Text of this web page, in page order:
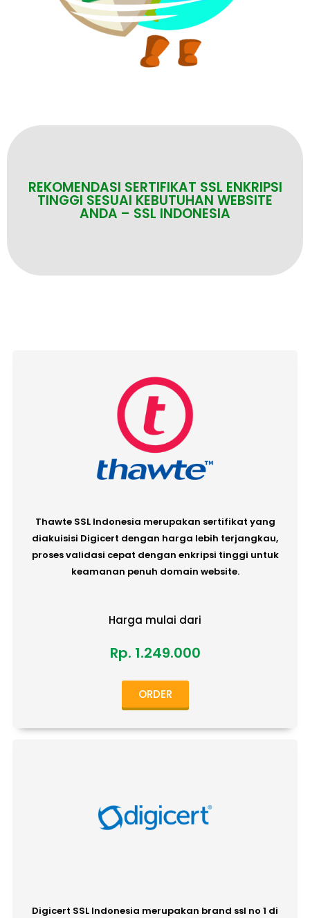
REKOMENDASI SERTIFIKAT SSL ENKRIPSI
TINGGI SESUAI KEBUTUHAN WEBSITE
ANDA – SSL INDONESIA
Thawte SSL Indonesia merupakan sertifikat yang
diakuisisi Digicert dengan harga lebih terjangkau,
proses validasi cepat dengan enkripsi tinggi untuk
keamanan penuh domain website.
Harga mulai dari
Rp. 1.249.000
ORDER
Digicert SSL Indonesia merupakan brand ssl no 1 di